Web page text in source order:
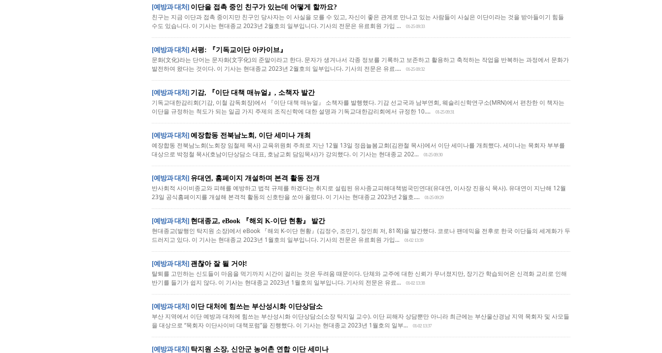
[예방과 대처] 이단을 접촉 중인 친구가 있는데 어떻게 할까요?
친구는 지금 이단과 접촉 중이지만 친구인 당사자는 이 사실을 모를 수 있고, 자신이 좋은 관계로 만나고 있는 사람들이 사실은 이단이라는 것을 받아들이기 힘들
수도 있습니다. 이 기사는 현대종교 2023년 2월호의 일부입니다. 기사의 전문은 유료회원 가입 ...
01-25 09:33
[예방과 대처] 서평: 『기독교이단 아카이브』
문화(文化)라는 단어는 문자화(文字化)의 준말이라고 한다. 문자가 생겨나서 각종 정보를 기록하고 보존하고 활용하고 축적하는 작업을 반복하는 과정에서 문화가
발전하여 왔다는 것이다. 이 기사는 현대종교 2023년 2월호의 일부입니다. 기사의 전문은 유료....
01-25 09:32
[예방과 대처] 기감, 『이단 대책 매뉴얼』, 소책자 발간
기독교대한감리회(기감, 이철 감독회장)에서 『이단 대책 매뉴얼』 소책자를 발행했다. 기감 선교국과 남부연회, 웨슬리신학연구소(MRN)에서 편찬한 이 책자는
이단을 규정하는 척도가 되는 일곱 가지 주제의 조직신학에 대한 설명과 기독교대한감리회에서 규정한 10....
01-25 09:31
[예방과 대처] 예장합동 전북남노회, 이단 세미나 개최
예장합동 전북남노회(노회장 임철제 목사) 교육위원회 주최로 지난 12월 13일 정읍늘봄교회(김완철 목사)에서 이단 세미나를 개최했다. 세미나는 목회자 부부를
대상으로 박정철 목사(호남이단상담소 대표, 호남교회 담임목사)가 강의했다. 이 기사는 현대종교 202...
01-25 09:30
[예방과 대처] 유대연, 홈페이지 개설하며 본격 활동 전개
반사회적 사이비종교와 피해를 예방하고 법적 규제를 하겠다는 취지로 설립된 유사종교피해대책범국민연대(유대연, 이사장 진용식 목사). 유대연이 지난해 12월
23일 공식홈페이지를 개설해 본격적 활동의 신호탄을 쏘아 올렸다. 이 기사는 현대종교 2023년 2월호....
01-25 09:29
[예방과 대처] 현대종교, eBook 『해외 K-이단 현황』 발간
현대종교(발행인 탁지원 소장)에서 eBook 『해외 K-이단 현황』(김정수, 조민기, 장인희 저, 81쪽)을 발간했다. 코로나 팬데믹을 전후로 한국 이단들의 세계화가 두
드러지고 있다. 이 기사는 현대종교 2023년 1월호의 일부입니다. 기사의 전문은 유료회원 가입...
01-02 13:39
[예방과 대처] 괜찮아 잘 될 거야!
탈퇴를 고민하는 신도들이 마음을 먹기까지 시간이 걸리는 것은 두려움 때문이다. 단체와 교주에 대한 신뢰가 무너졌지만, 장기간 학습되어온 신격화 교리로 인해
반기를 들기가 쉽지 않다. 이 기사는 현대종교 2023년 1월호의 일부입니다. 기사의 전문은 유료...
01-02 13:38
[예방과 대처] 이단 대처에 힘쓰는 부산성시화 이단상담소
부산 지역에서 이단 예방과 대처에 힘쓰는 부산성시화 이단상담소(소장 탁지일 교수). 이단 피해자 상담뿐만 아니라 최근에는 부산울산경남 지역 목회자 및 사모들
을 대상으로 “목회자 이단사이비 대책포럼”을 진행했다. 이 기사는 현대종교 2023년 1월호의 일부...
01-02 13:37
[예방과 대처] 탁지원 소장, 신안군 농어촌 연합 이단 세미나